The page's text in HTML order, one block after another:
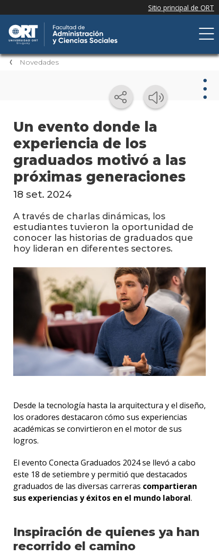
Novedades
Un evento donde la
experiencia de los
graduados motivó a las
próximas generaciones
La
de la
18 set. 2024
A través de charlas dinámicas, los
estudiantes tuvieron la oportunidad de
conocer las historias de graduados que
hoy lideran en diferentes sectores.
Desde la tecnología hasta la arquitectura y el diseño,
los oradores destacaron cómo sus experiencias
académicas se convirtieron en el motor de sus
logros.
El evento Conecta Graduados 2024 se llevó a cabo
este 18 de setiembre y permitió que destacados
graduados de las diversas carreras compartieran
sus experiencias y éxitos en el mundo laboral.
Inspiración de quienes ya han
recorrido el camino